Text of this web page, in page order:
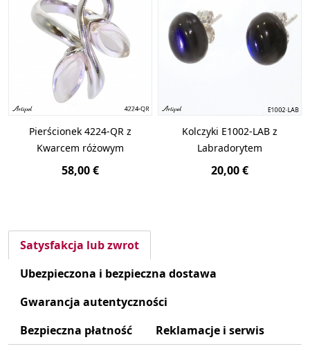
Pierścionek 4224-QR z
Kwarcem różowym
58,00 €
Kolczyki E1002-LAB z
Labradorytem
20,00 €
Satysfakcja lub zwrot
Ubezpieczona i bezpieczna dostawa
Gwarancja autentyczności
Bezpieczna płatność
Reklamacje i serwis